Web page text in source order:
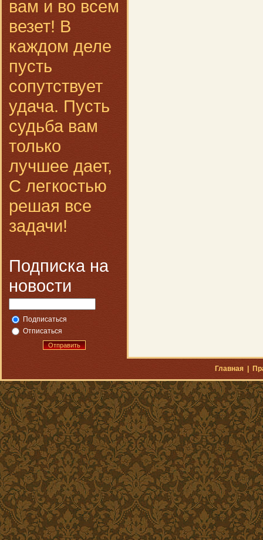
вам и во всем
везет! В
каждом деле
пусть
сопутствует
удача. Пусть
судьба вам
только
лучшее дает,
С легкостью
решая все
задачи!
Подписка на
новости
Подписаться
Отписаться
Отправить
Главная|